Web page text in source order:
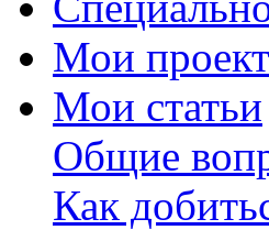
Мои
Мои статьи
Общие
Как